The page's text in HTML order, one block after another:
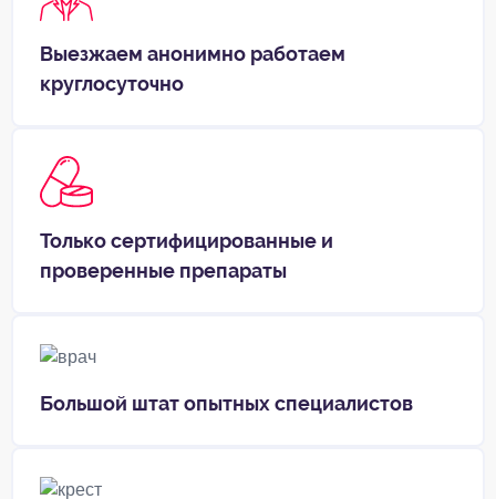
Выезжаем анонимно работаем
круглосуточно
Только сертифицированные и
проверенные препараты
Большой штат опытных специалистов